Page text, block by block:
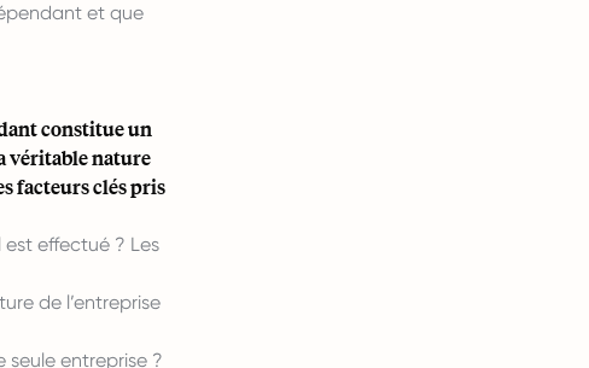
et que
constitue un
véritable nature
facteurs clés pris
est effectué ? Les
de l’entreprise
seule entreprise ?